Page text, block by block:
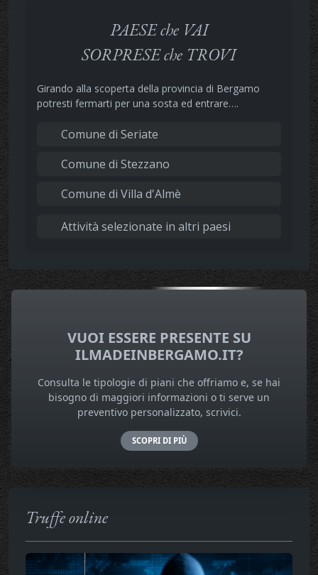
PAESE che VAI
SORPRESE che TROVI
Girando alla scoperta della provincia di Bergamo
potresti fermarti per una sosta ed entrare….
Comune di Seriate
Comune di Stezzano
Comune di Villa d'Almè
Attività selezionate in altri paesi
VUOI ESSERE PRESENTE SU
ILMADEINBERGAMO.IT?
Consulta le tipologie di piani che offriamo e, se hai
bisogno di maggiori informazioni o ti serve un
preventivo personalizzato, scrivici.
SCOPRI DI PIÙ
Truffe online